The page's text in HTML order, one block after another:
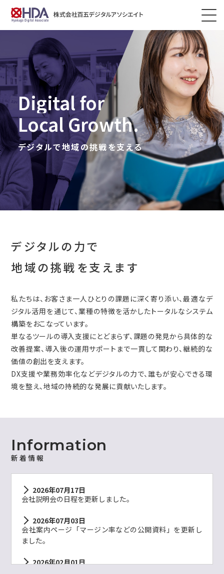
Digital for
Local Growth.
デジタルで地域の挑戦を支える
デジタルの力で
地域の挑戦を支えます
私たちは、お客さま一人ひとりの課題に深く寄り添い、最適なデ
ジタル活用を通じて、業種の特徴を活かしたトータルなシステム
構築をおこなっています。
単なるツールの導入支援にとどまらず、課題の発見から具体的な
改善提案、導入後の運用サポートまで一貫して関わり、継続的な
価値の創出を支えます。
DX支援や業務効率化などデジタルの力で、誰もが安心できる環
境を整え、地域の持続的な発展に貢献いたします。
Information
新着情報
2026年07月17日
会社説明会の日程を更新しました。
2026年07月03日
会社案内ページ「マージン率などの公開資料」を更新し
ました。
2026年02月01日